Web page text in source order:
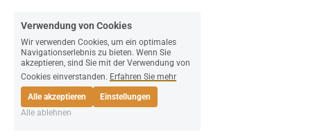
Verwendung von Cookies
Wir verwenden Cookies, um ein optimales
Navigationserlebnis zu bieten. Wenn Sie
akzeptieren, sind Sie mit der Verwendung von
Cookies einverstanden. Erfahren Sie mehr
Alle akzeptieren
Einstellungen
Alle ablehnen